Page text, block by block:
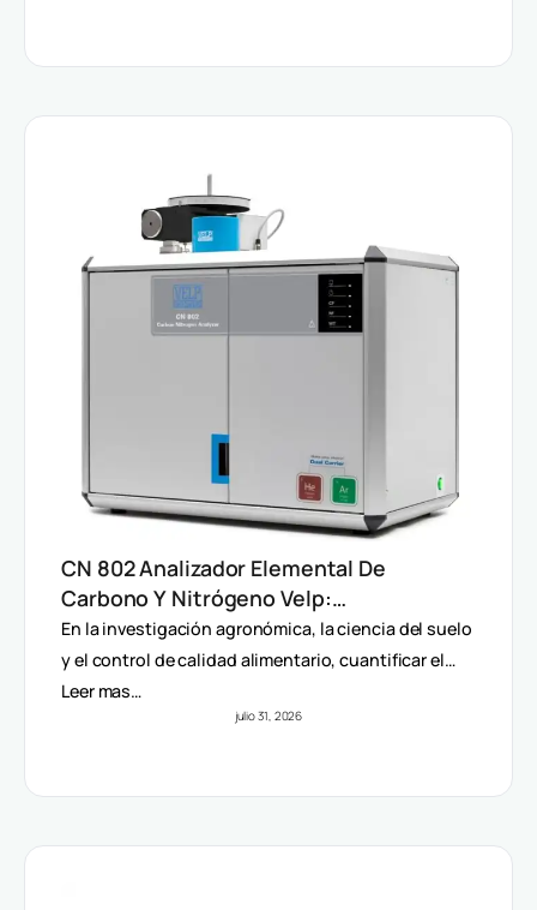
CN 802 Analizador Elemental De
Carbono Y Nitrógeno Velp:
Determinación Rápida Por Método
Dumas (TC, TOC, TIC Y TN)
En la investigación agronómica, la ciencia del suelo
y el control de calidad alimentario, cuantificar el…
Leer mas…
julio 31, 2026